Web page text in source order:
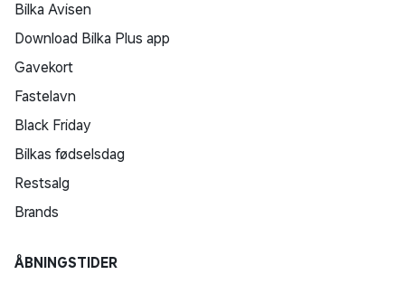
Bilka Avisen
Download Bilka Plus app
Gavekort
Fastelavn
Black Friday
Bilkas fødselsdag
Restsalg
Brands
ÅBNINGSTIDER